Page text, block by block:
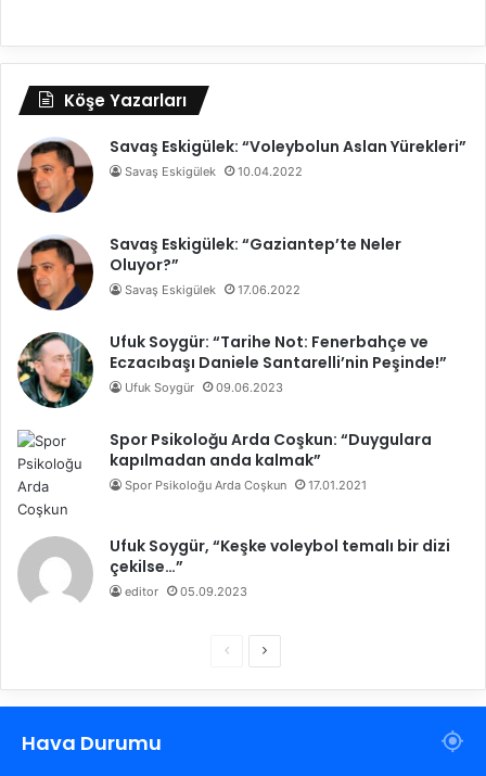
Köşe Yazarları
Savaş Eskigülek: “Voleybolun Aslan Yürekleri”
Savaş Eskigülek 10.04.2022
Savaş Eskigülek: “Gaziantep’te Neler
Oluyor?”
Savaş Eskigülek 17.06.2022
Ufuk Soygür: “Tarihe Not: Fenerbahçe ve
Eczacıbaşı Daniele Santarelli’nin Peşinde!”
Ufuk Soygür 09.06.2023
Spor Psikoloğu Arda Coşkun: “Duygulara
kapılmadan anda kalmak”
Spor Psikoloğu Arda Coşkun 17.01.2021
Ufuk Soygür, “Keşke voleybol temalı bir dizi
çekilse…”
editor 05.09.2023
c
n
Hava Durumu